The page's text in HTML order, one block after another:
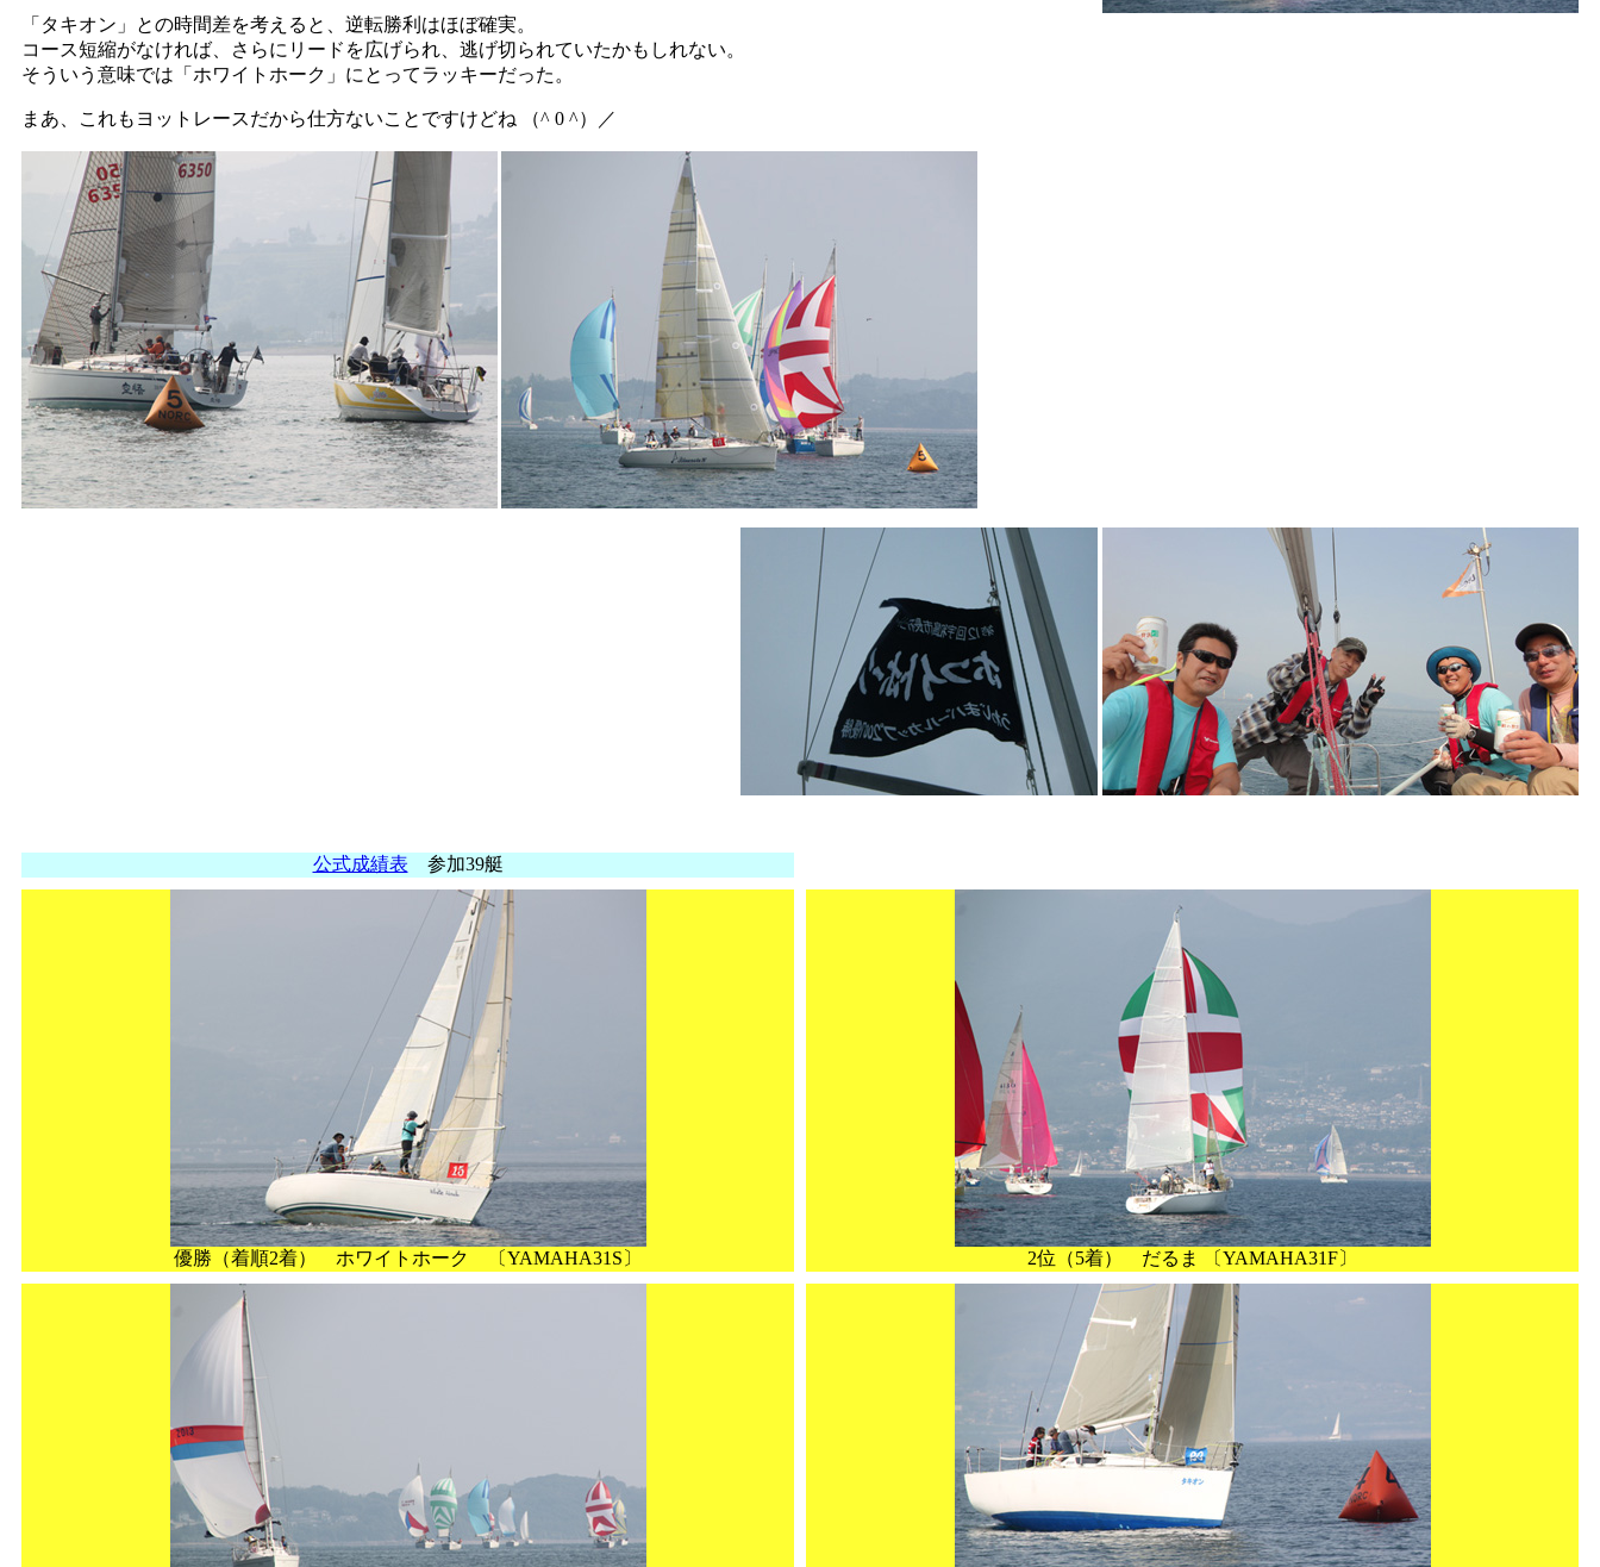
「タキオン」との時間差を考えると、逆転勝利はほぼ確実。
コース短縮がなければ、さらにリードを広げられ、逃げ切られていたかもしれない。
そういう意味では「ホワイトホーク」にとってラッキーだった。
まあ、これもヨットレースだから仕方ないことですけどね （^ 0 ^）／
公式成績表 参加39艇
優勝（着順2着） ホワイトホーク 〔YAMAHA31S〕 2位（5着） だるま 〔YAMAHA31F〕